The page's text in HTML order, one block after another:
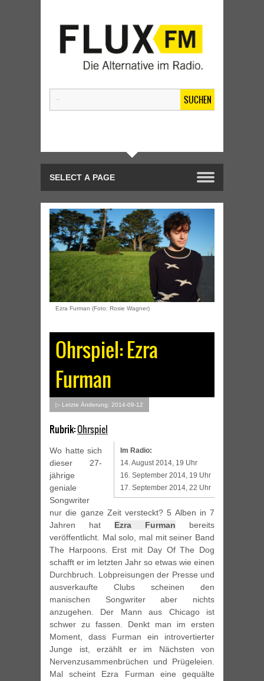
SUCHEN
Ezra Furman (Foto: Rosie Wagner)
Ohrspiel: Ezra
Furman
▷ Letzte Änderung: 2014-09-12
Rubrik:Ohrspiel
Im Radio:
14. August 2014, 19 Uhr
16. September 2014, 19 Uhr
17. September 2014, 22 Uhr
Wo hatte sich
dieser 27-
jährige
geniale
Songwriter
nur die ganze Zeit versteckt? 5 Alben in 7
Jahren hat Ezra Furman bereits
veröffentlicht. Mal solo, mal mit seiner Band
The Harpoons. Erst mit Day Of The Dog
schafft er im letzten Jahr so etwas wie einen
Durchbruch. Lobpreisungen der Presse und
ausverkaufte Clubs scheinen den
manischen Songwriter aber nichts
anzugehen. Der Mann aus Chicago ist
schwer zu fassen. Denkt man im ersten
Moment, dass Furman ein introvertierter
Junge ist, erzählt er im Nächsten von
Nervenzusammenbrüchen und Prügeleien.
Mal scheint Ezra Furman eine gequälte